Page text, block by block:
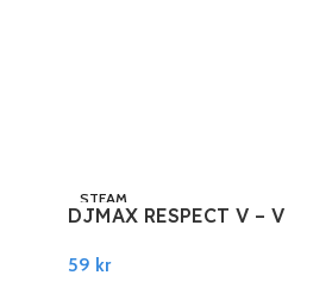
STEAM
DJMAX RESPECT V – V
DLC PC Steam
59 kr